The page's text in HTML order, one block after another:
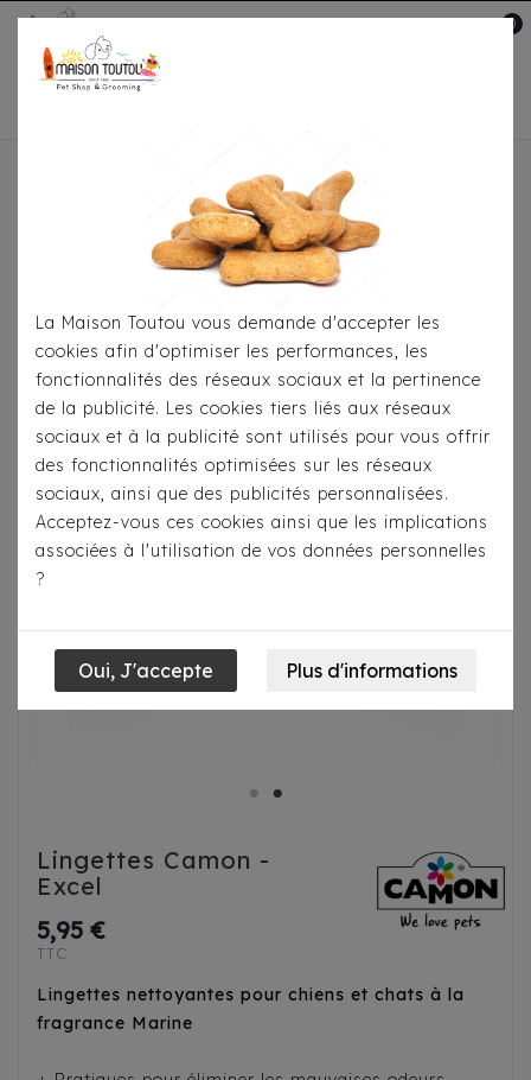
0
Soins-Hygiène
Soins Au
Lingettes Camon - Excel
Lingettes Camon -
Excel
5,95 €
TTC
Lingettes nettoyantes pour chiens et chats à la
fragrance Marine
La Maison Toutou vous demande d'accepter les
cookies afin d'optimiser les performances, les
fonctionnalités des réseaux sociaux et la pertinence
de la publicité. Les cookies tiers liés aux réseaux
sociaux et à la publicité sont utilisés pour vous offrir
des fonctionnalités optimisées sur les réseaux
sociaux, ainsi que des publicités personnalisées.
Acceptez-vous ces cookies ainsi que les implications
associées à l'utilisation de vos données personnelles
?